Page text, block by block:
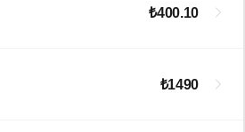
₺400.10
₺1490